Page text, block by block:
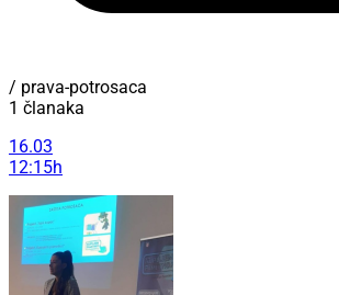
/ prava-potrosaca
1 članaka
16.03
12:15h